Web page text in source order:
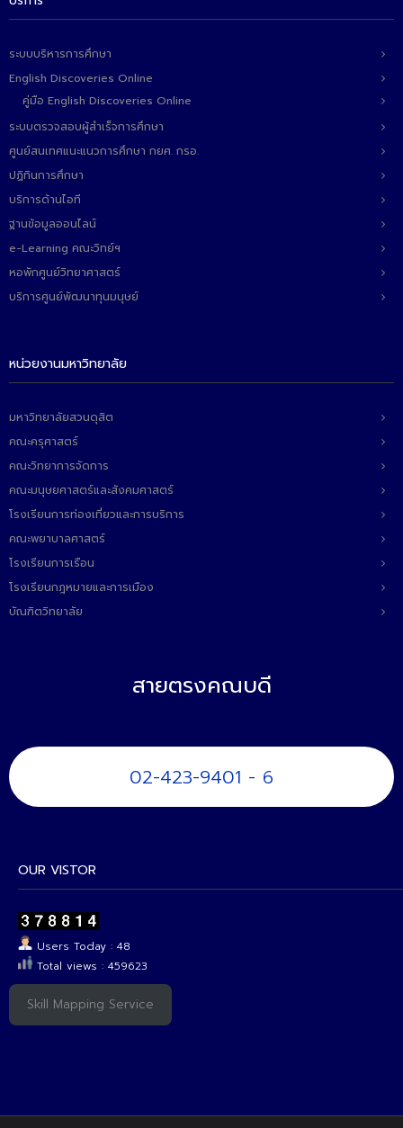
- การจัดการความรู้ (KM Scitech)
- โครงการบริหารจัดการพื้นที่ 10 ไร่ ด้านหลังโรงสีข้าว
สวนดุสิต จังหวัดปราจีนบุรี
- ผลงาน/รางวัล
- งานวิจัย/นวัตกรรม
ระบบบริหารการศึกษา
English Discoveries Online
คู่มือ English Discoveries Online
ระบบตรวจสอบผู้สำเร็จการศึกษา
ศูนย์สนเทศแนะแนวการศึกษา กยศ. กรอ.
ปฏิทินการศึกษา
บริการด้านไอที
ฐานข้อมูลออนไลน์
e-Learning คณะวิทย์ฯ
หอพักศูนย์วิทยาศาสตร์
บริการศูนย์พัฒนาทุนมนุษย์
หน่วยงานมหาวิทยาลัย
มหาวิทยาลัยสวนดุสิต
คณะครุศาสตร์
คณะวิทยาการจัดการ
คณะมนุษยศาสตร์และสังคมศาสตร์
โรงเรียนการท่องเที่ยวและการบริการ
คณะพยาบาลศาสตร์
โรงเรียนการเรือน
โรงเรียนกฎหมายและการเมือง
บัณฑิตวิทยาลัย
สายตรงคณบดี
02-423-9401 - 6
OUR VISTOR
Users Today : 48
Total views : 459623
Skill Mapping Service